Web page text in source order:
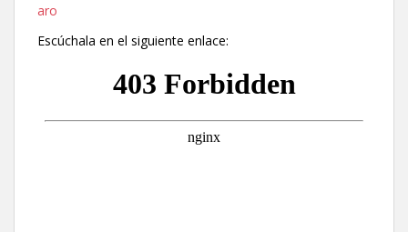
aro
Escúchala en el siguiente enlace: